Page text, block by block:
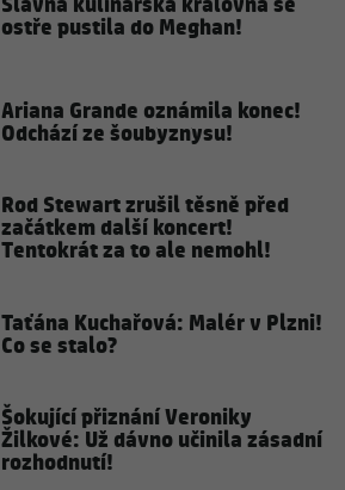
ostře pustila do Meghan!
Ariana Grande oznámila konec!
Odchází ze šoubyznysu!
Rod Stewart zrušil těsně před
začátkem další koncert!
Tentokrát za to ale nemohl!
Taťána Kuchařová: Malér v Plzni!
Co se stalo?
Šokující přiznání Veroniky
Žilkové: Už dávno učinila zásadní
rozhodnutí!